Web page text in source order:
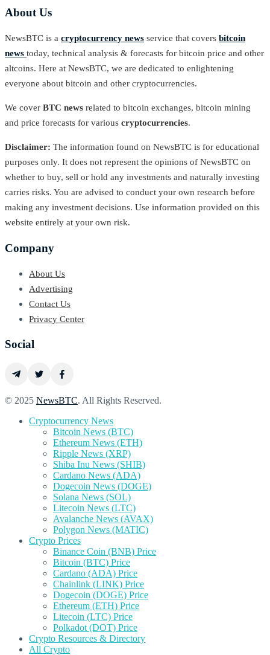
About Us
NewsBTC is a cryptocurrency news service that covers bitcoin
news today, technical analysis & forecasts for bitcoin price and other
altcoins. Here at NewsBTC, we are dedicated to enlightening
everyone about bitcoin and other cryptocurrencies.
We cover BTC news related to bitcoin exchanges, bitcoin mining
and price forecasts for various cryptocurrencies.
Disclaimer: The information found on NewsBTC is for educational
purposes only. It does not represent the opinions of NewsBTC on
whether to buy, sell or hold any investments and naturally investing
carries risks. You are advised to conduct your own research before
making any investment decisions. Use information provided on this
website entirely at your own risk.
Company
About Us
Advertising
Contact Us
Privacy Center
Social
© 2025 NewsBTC. All Rights Reserved.
Cryptocurrency News
Bitcoin News (BTC)
Ethereum News (ETH)
Ripple News (XRP)
Shiba Inu News (SHIB)
Cardano News (ADA)
Dogecoin News (DOGE)
Solana News (SOL)
Litecoin News (LTC)
Avalanche News (AVAX)
Polygon News (MATIC)
Crypto Prices
Binance Coin (BNB) Price
Bitcoin (BTC) Price
Cardano (ADA) Price
Chainlink (LINK) Price
Dogecoin (DOGE) Price
Ethereum (ETH) Price
Litecoin (LTC) Price
Polkadot (DOT) Price
Crypto Resources & Directory
All Crypto